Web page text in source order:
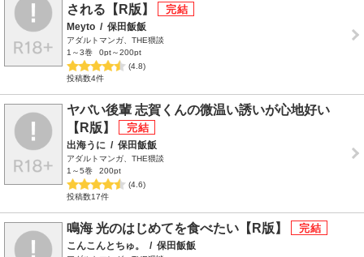
される【R版】
Meyto / 保田飯飯
アダルトマンガ、THE猥談
1～3巻
0pt～200pt
(4.8)
投稿数4件
ヤバい後輩 志賀くんの微温い誘いが心地好い
【R版】
出海うに / 保田飯飯
アダルトマンガ、THE猥談
1～5巻
200pt
(4.6)
投稿数17件
鳴海 光のはじめてを食べたい【R版】
こんこんとちゅ。 / 保田飯飯